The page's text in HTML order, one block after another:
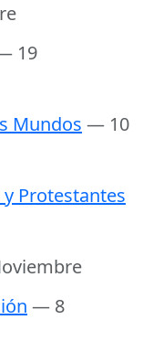
19
Mundos — 10
Protestantes
— 8